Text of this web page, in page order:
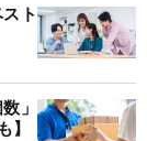
ト
」
】